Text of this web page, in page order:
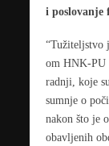
i poslovanje
“Tužiteljstvo
om HNK-PU
radnji, koje
sumnje o
nakon što je
obavljenih